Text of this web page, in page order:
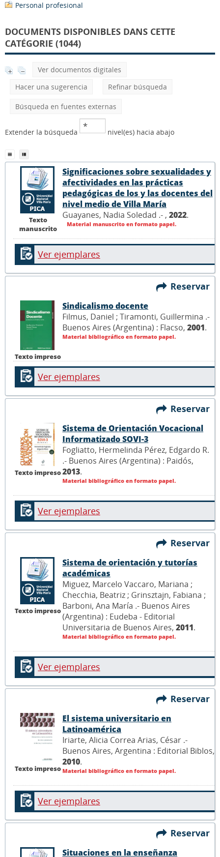
Personal profesional
DOCUMENTS DISPONIBLES DANS CETTE
CATÉGORIE (1044)
Ver documentos digitales
Hacer una sugerencia
Refinar búsqueda
Búsqueda en fuentes externas
Extender la búsqueda nivel(es) hacia abajo
Texto
manuscrito
Significaciones sobre sexualidades y
afectividades en las prácticas
pedagógicas de los y las docentes del
nivel medio de Villa María
Guayanes, Nadia Soledad .- , 2022.
Material manuscrito en formato papel.
Ver ejemplares
Reservar
Texto impreso
Sindicalismo docente
Filmus, Daniel ; Tiramonti, Guillermina .-
Buenos Aires (Argentina) : Flacso, 2001.
Material bibliográfico en formato papel.
Ver ejemplares
Reservar
Texto impreso
Sistema de Orientación Vocacional
Informatizado SOVI-3
Fogliatto, Hermelinda Pérez, Edgardo R.
.- Buenos Aires (Argentina) : Paidós,
2013.
Material bibliográfico en formato papel.
Ver ejemplares
Reservar
Texto impreso
Sistema de orientación y tutorías
académicas
Miguez, Marcelo Vaccaro, Mariana ;
Checchia, Beatriz ; Grinsztajn, Fabiana ;
Barboni, Ana María .- Buenos Aires
(Argentina) : Eudeba - Editorial
Universitaria de Buenos Aires, 2011.
Material bibliográfico en formato papel.
Ver ejemplares
Reservar
Texto impreso
El sistema universitario en
Latinoamérica
Iriarte, Alicia Correa Arias, César .-
Buenos Aires, Argentina : Editorial Biblos,
2010.
Material bibliográfico en formato papel.
Ver ejemplares
Reservar
Situaciones en la enseñanza